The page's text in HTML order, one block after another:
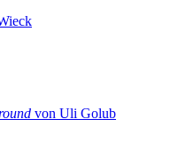
von Uli Golub